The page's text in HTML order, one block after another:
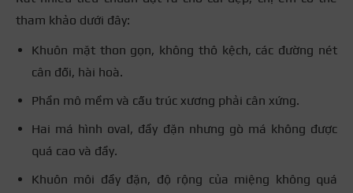
tham khảo dưới đây:
Khuôn mặt thon gọn, không thô kệch, các đường nét
cân đối, hài hoà.
Phần mô mềm và cấu trúc xương phải cân xứng.
Hai má hình oval, đầy đặn nhưng gò má không được
quá cao và đầy.
Khuôn môi đầy đặn, độ rộng của miệng không quá